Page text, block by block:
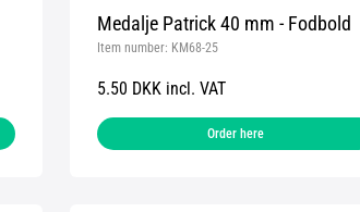
Medalje Patrick 40 mm - Fodbold
Item number: KM68-25
5.50 DKK incl. VAT
Order here